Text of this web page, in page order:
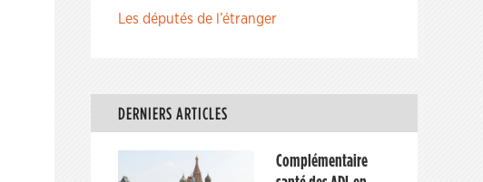
Les députés de l’étranger
DERNIERS ARTICLES
Complémentaire